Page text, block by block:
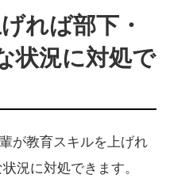
れば部下・
状況に対処で
が教育スキルを上げれ
況に対処できます。